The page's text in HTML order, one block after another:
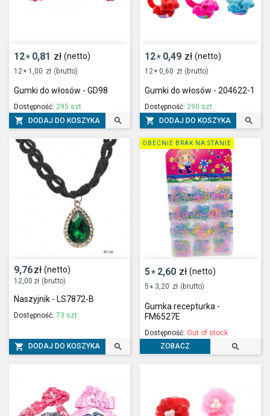
12* 0,81 zł (netto)
12 * 1,00 zł (brutto)
Gumki do włosów - GD98
Dostępność: 295 szt.
 DODAJ DO KOSZYKA 
12* 0,49 zł (netto)
12 * 0,60 zł (brutto)
Gumki do włosów - 204622-1
Dostępność: 290 szt.
 DODAJ DO KOSZYKA 
9,76zł (netto)
12,00 zł (brutto)
Naszyjnik - LS7872-B
Dostępność: 73 szt.
 DODAJ DO KOSZYKA 
5* 2,60 zł (netto)
5 * 3,20 zł (brutto)
Gumka recepturka -
FM6527E
Dostępność: Out of stock
ZOBACZ

OBECNIE BRAK NA STANIE